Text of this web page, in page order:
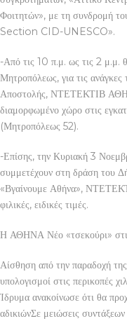
Φοιτητών», με τη συνδρομή
Section CID-UNESCO».
-Από τις 10 π.μ. ως τις 2 μ.μ.
Μητροπόλεως, για τις
Αποστολής, ΝΤΕΤΕΚΤΙΒ
διαμορφωμένο χώρο στις
(Μητροπόλεως 52).
-Επίσης, την Κυριακή 3
συμμετέχουν στη δράση
«Βγαίνουμε Αθήνα»,
φιλικές, ειδικές τιμές.
Η ΑΘΗΝΑ Νέο «τσεκούρι»
Αίσθηση από την παραδοχή
υπολογισμοί στις περικοπές
Ίδρυμα ανακοίνωσε ότι θα
αδικιώνΣε μειώσεις